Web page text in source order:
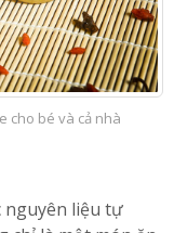
cho bé và cả nhà
nguyên liệu tự